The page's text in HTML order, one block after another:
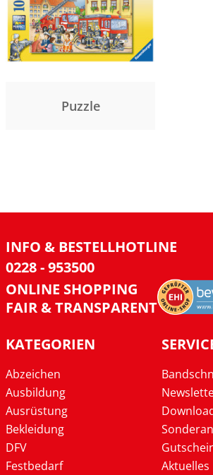
Puzzle
INFO & BESTELLHOTLINE
0228 - 953500
ONLINE SHOPPING
FAIR & TRANSPARENT
KATEGORIEN
Abzeichen
Ausbildung
Ausrüstung
Bekleidung
DFV
Festbedarf